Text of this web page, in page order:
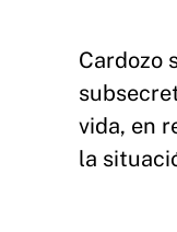
Cardozo
vida, en
la